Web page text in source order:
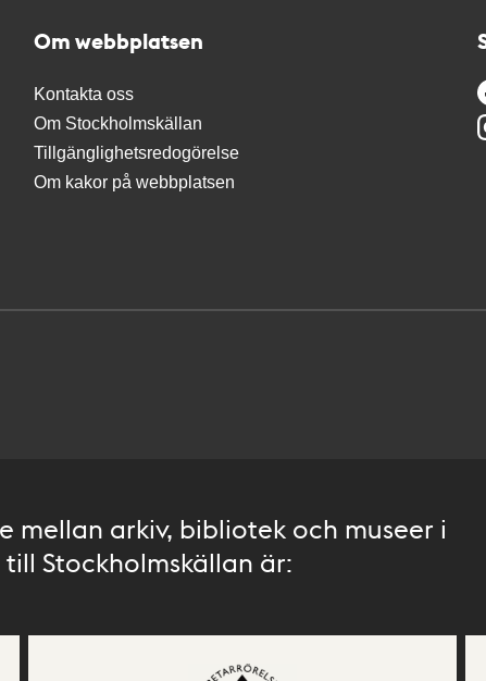
Om webbplatsen
Kontakta oss
Om Stockholmskällan
Tillgänglighetsredogörelse
Om kakor på webbplatsen
mellan arkiv, bibliotek och museer i
Stockholmskällan är: